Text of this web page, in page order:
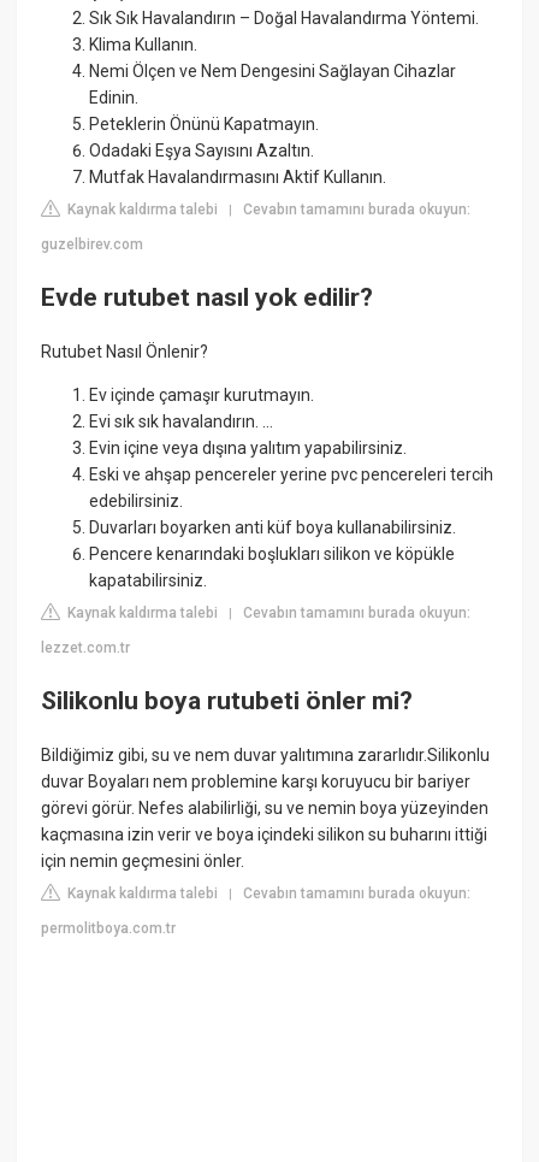
Sık Sık Havalandırın – Doğal Havalandırma Yöntemi.
Klima Kullanın.
Nemi Ölçen ve Nem Dengesini Sağlayan Cihazlar
Edinin.
Peteklerin Önünü Kapatmayın.
Odadaki Eşya Sayısını Azaltın.
Mutfak Havalandırmasını Aktif Kullanın.
Kaynak kaldırma talebi |Cevabın tamamını burada okuyun:
guzelbirev.com
Evde rutubet nasıl yok edilir?
Rutubet Nasıl Önlenir?
Ev içinde çamaşır kurutmayın.
Evi sık sık havalandırın. ...
Evin içine veya dışına yalıtım yapabilirsiniz.
Eski ve ahşap pencereler yerine pvc pencereleri tercih
edebilirsiniz.
Duvarları boyarken anti küf boya kullanabilirsiniz.
Pencere kenarındaki boşlukları silikon ve köpükle
kapatabilirsiniz.
Kaynak kaldırma talebi |Cevabın tamamını burada okuyun:
lezzet.com.tr
Silikonlu boya rutubeti önler mi?
Bildiğimiz gibi, su ve nem duvar yalıtımına zararlıdır.Silikonlu
duvar Boyaları nem problemine karşı koruyucu bir bariyer
görevi görür. Nefes alabilirliği, su ve nemin boya yüzeyinden
kaçmasına izin verir ve boya içindeki silikon su buharını ittiği
için nemin geçmesini önler.
Kaynak kaldırma talebi |Cevabın tamamını burada okuyun:
permolitboya.com.tr